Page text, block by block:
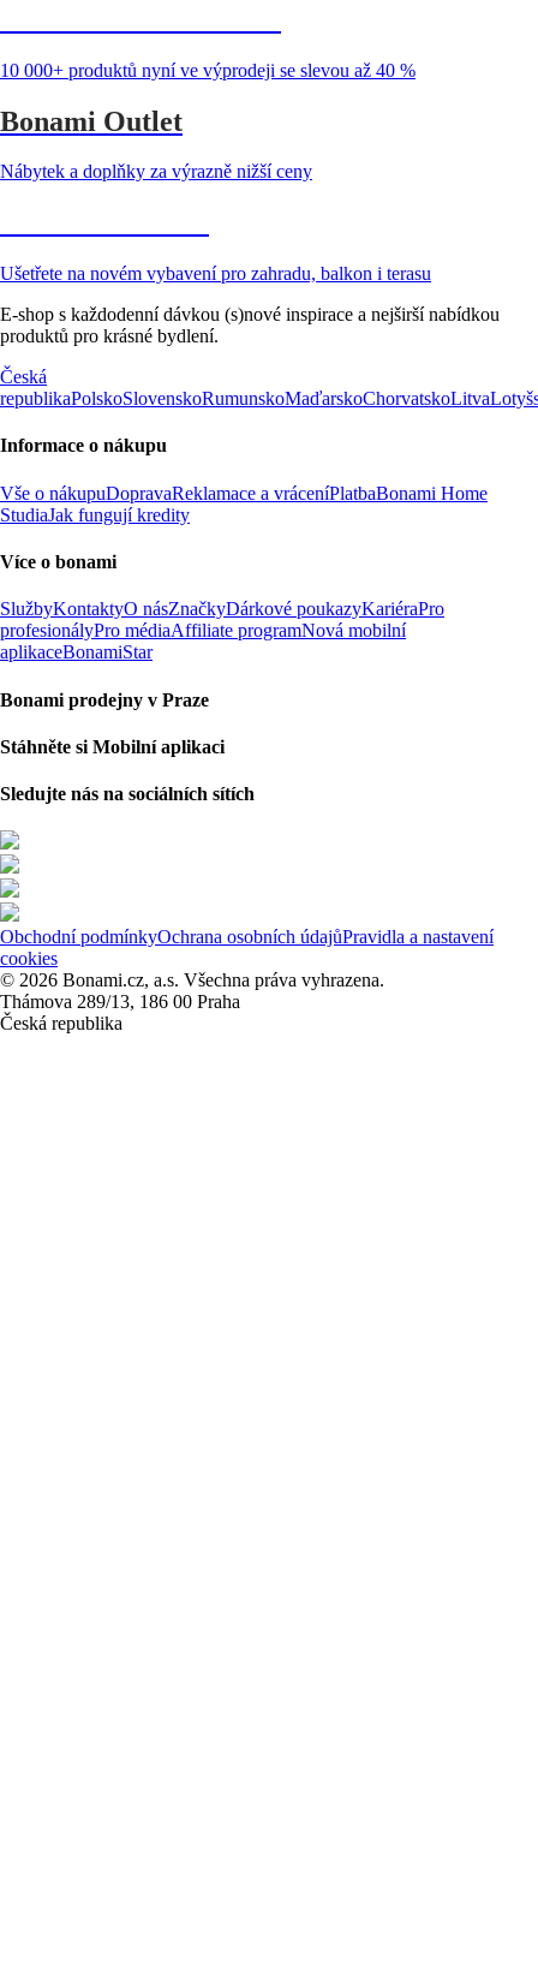
10 000+ produktů nyní ve výprodeji se slevou až 40 %
Bonami Outlet
Nábytek a doplňky za výrazně nižší ceny
Ušetřete na novém vybavení pro zahradu, balkon i terasu
E-shop s každodenní dávkou (s)nové inspirace a nejširší nabídkou
produktů pro krásné bydlení.
Česká
republikaPolskoSlovenskoRumunskoMaďarskoChorvatskoLitva
Informace o nákupu
Vše o nákupuDopravaReklamace a vráceníPlatbaBonami Home
StudiaJak fungují kredity
Více o bonami
SlužbyKontaktyO násZnačkyDárkové poukazyKariéraPro
profesionályPro médiaAffiliate programNová mobilní
aplikaceBonamiStar
Bonami prodejny v Praze
Stáhněte si Mobilní aplikaci
Sledujte nás na sociálních sítích
Obchodní podmínkyOchrana osobních údajůPravidla a nastavení
cookies
© 2026 Bonami.cz, a.s. Všechna práva vyhrazena.
Thámova 289/13, 186 00 Praha
Česká republika